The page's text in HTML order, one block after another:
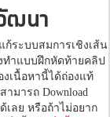
ฒนา
ก้ระบบสมการเชิงเส้น
ทำแบบฝึกหัดท้ายคลิป
งเนื้อหานี้ได้ถ่องแท้
มารถ Download
เลย หรือถ้าไม่อยาก